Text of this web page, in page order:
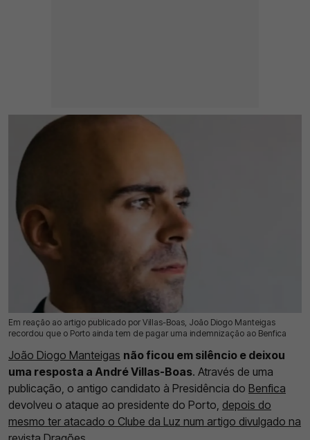
Em reação ao artigo publicado por Villas-Boas, João Diogo Manteigas
recordou que o Porto ainda tem de pagar uma indemnização ao Benfica
29 Mar 2026 | 11:55 | 0
João Diogo Manteigas não ficou em silêncio e deixou
uma resposta a André Villas-Boas. Através de uma
publicação, o antigo candidato à Presidência do Benfica
devolveu o ataque ao presidente do Porto, depois do
mesmo ter atacado o Clube da Luz num artigo divulgado na